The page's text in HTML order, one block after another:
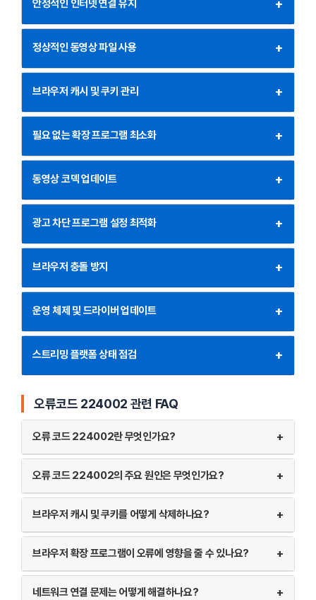
안정적인 인터넷 연결 유지 +
정상적인 동영상 파일 사용 +
브라우저 캐시 및 쿠키 관리 +
필요 없는 확장 프로그램 최소화 +
동영상 코덱 업데이트 +
광고 차단 프로그램 설정 최적화 +
브라우저 충돌 방지 +
운영 체제 및 드라이버 업데이트 +
스트리밍 플랫폼 상태 점검 +
오류코드 224002 관련 FAQ
오류 코드 224002란 무엇인가요? +
오류 코드 224002의 주요 원인은 무엇인가요? +
브라우저 캐시 및 쿠키를 어떻게 삭제하나요? +
브라우저 확장 프로그램이 오류에 영향을 줄 수 있나요? +
네트워크 연결 문제는 어떻게 해결하나요? +